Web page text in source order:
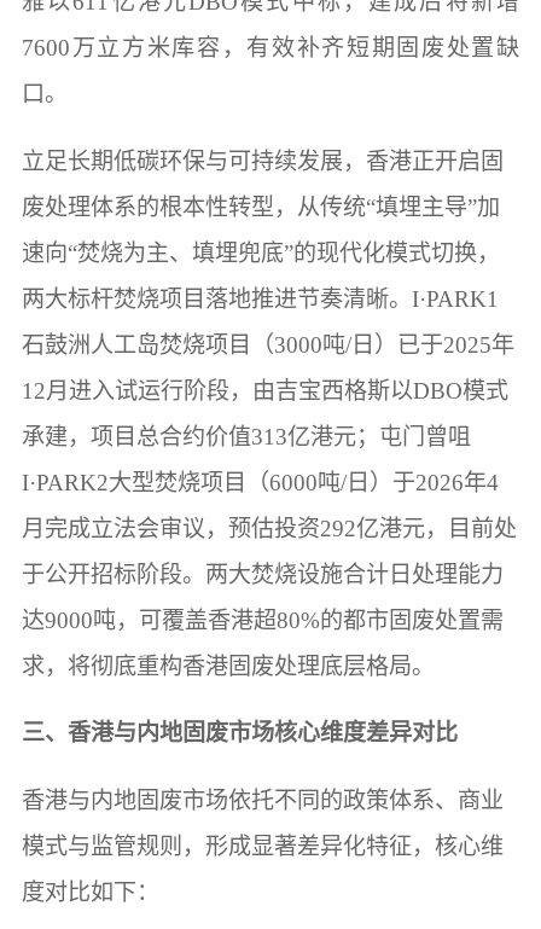
7600万立方米库容，有效补齐短期固废处置缺
口。
立足长期低碳环保与可持续发展，香港正开启固
废处理体系的根本性转型，从传统“填埋主导”加
速向“焚烧为主、填埋兜底”的现代化模式切换，
两大标杆焚烧项目落地推进节奏清晰。I·PARK1
石鼓洲人工岛焚烧项目（3000吨/日）已于2025年
12月进入试运行阶段，由吉宝西格斯以DBO模式
承建，项目总合约价值313亿港元；屯门曾咀
I·PARK2大型焚烧项目（6000吨/日）于2026年4
月完成立法会审议，预估投资292亿港元，目前处
于公开招标阶段。两大焚烧设施合计日处理能力
达9000吨，可覆盖香港超80%的都市固废处置需
求，将彻底重构香港固废处理底层格局。
三、香港与内地固废市场核心维度差异对比
香港与内地固废市场依托不同的政策体系、商业
模式与监管规则，形成显著差异化特征，核心维
度对比如下：